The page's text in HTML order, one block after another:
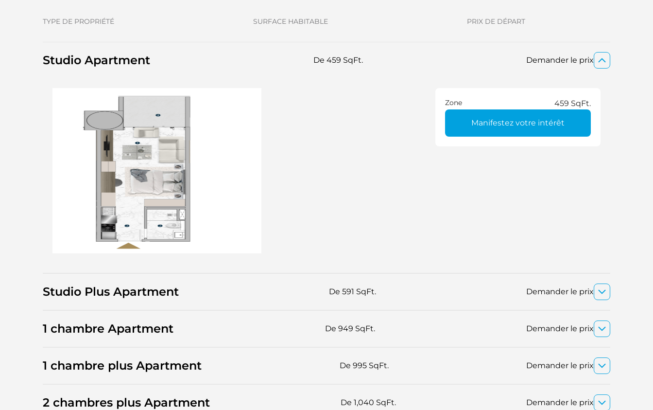
TYPE DE PROPRIÉTÉ SURFACE HABITABLE PRIX DE DÉPART
Studio Apartment De 459 SqFt. Demander le prix
Zone 459 SqFt.
Manifestez votre intérêt
Studio Plus Apartment De 591 SqFt. Demander le prix
1 chambre Apartment De 949 SqFt. Demander le prix
1 chambre plus Apartment De 995 SqFt. Demander le prix
2 chambres plus Apartment De 1,040 SqFt. Demander le prix